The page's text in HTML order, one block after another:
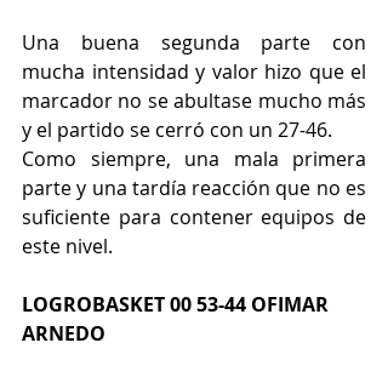
Una buena segunda parte con
mucha intensidad y valor hizo que el
marcador no se abultase mucho más
y el partido se cerró con un 27-46.
Como siempre, una mala primera
parte y una tardía reacción que no es
suficiente para contener equipos de
este nivel.
LOGROBASKET 00 53-44 OFIMAR
ARNEDO